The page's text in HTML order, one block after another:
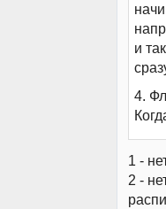
и
4.
1 -
2 -